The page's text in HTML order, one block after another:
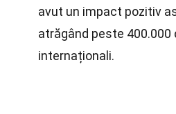
avut un impact pozitiv
atrăgând peste 400.000
internaționali.